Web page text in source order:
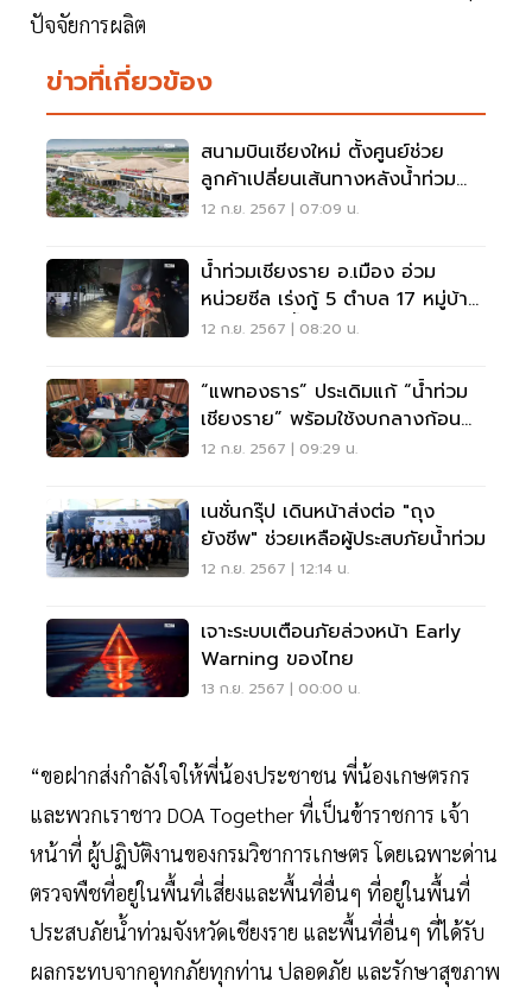
ปัจจัยการผลิต
ข่าวที่เกี่ยวข้อง
สนามบินเชียงใหม่ ตั้งศูนย์ช่วย
ลูกค้าเปลี่ยนเส้นทางหลังน้ำท่วม
เชียงราย
12 ก.ย. 2567 | 07:09 น.
น้ำท่วมเชียงราย อ.เมือง อ่วม
หน่วยซีล เร่งกู้ 5 ตำบล 17 หมู่บ้าน
8 ชุมชนจมน้ำ
12 ก.ย. 2567 | 08:20 น.
“แพทองธาร” ประเดิมแก้ “น้ำท่วม
เชียงราย” พร้อมใช้งบกลางก้อน
แรก
12 ก.ย. 2567 | 09:29 น.
เนชั่นกรุ๊ป เดินหน้าส่งต่อ "ถุง
ยังชีพ" ช่วยเหลือผู้ประสบภัยน้ำท่วม
12 ก.ย. 2567 | 12:14 น.
เจาะระบบเตือนภัยล่วงหน้า Early
Warning ของไทย
13 ก.ย. 2567 | 00:00 น.
“ขอฝากส่งกำลังใจให้พี่น้องประชาชน พี่น้องเกษตรกร
และพวกเราชาว DOA Together ที่เป็นข้าราชการ เจ้า
หน้าที่ ผู้ปฏิบัติงานของกรมวิชาการเกษตร โดยเฉพาะด่าน
ตรวจพืชที่อยู่ในพื้นที่เสี่ยงและพื้นที่อื่นๆ ที่อยู่ในพื้นที่
ประสบภัยน้ำท่วมจังหวัดเชียงราย และพื้นที่อื่นๆ ที่ได้รับ
ผลกระทบจากอุทกภัยทุกท่าน ปลอดภัย และรักษาสุขภาพ